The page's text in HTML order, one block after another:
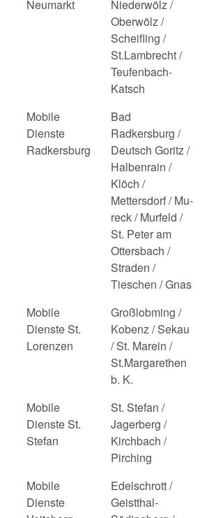
Neumarkt
Niederwölz /
Oberwölz /
Scheifling /
St.Lambrecht /
Teufenbach-
Katsch
Mobile
Dienste
Radkersburg
Bad
Radkersburg /
Deutsch Goritz /
Halbenrain /
Klöch /
Mettersdorf / Mu-
reck / Murfeld /
St. Peter am
Ottersbach /
Straden /
Tieschen / Gnas
Mobile
Dienste St.
Lorenzen
Großlobming /
Kobenz / Sekau
/ St. Marein /
St.Margarethen
b. K.
Mobile
Dienste St.
Stefan
St. Stefan /
Jagerberg /
Kirchbach /
Pirching
Mobile
Dienste
Edelschrott /
Geistthal-